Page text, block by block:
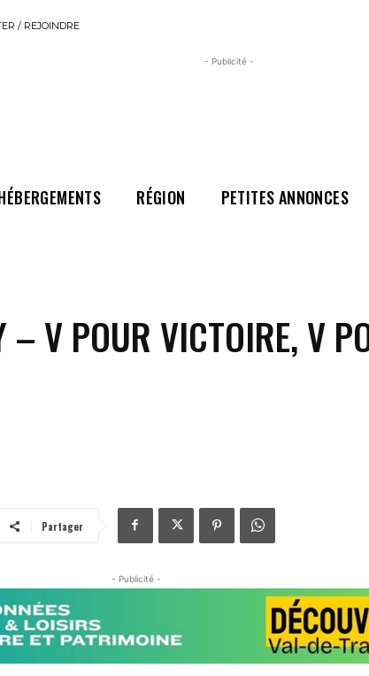
/ REJOINDRE
- Publicité -
RÉGION PETITES ANNONCES
– V POUR VICTOIRE, V
Partager
- Publicité -